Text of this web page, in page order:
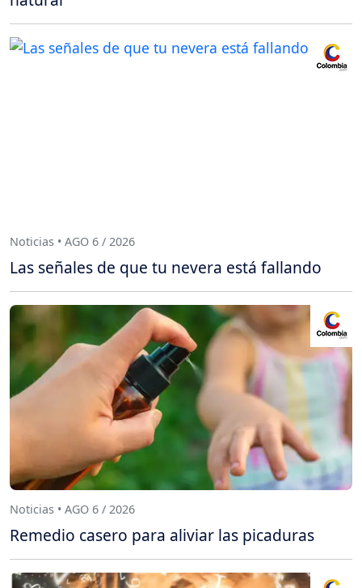
Noticias • AGO 6 / 2026
Las señales de que tu nevera está fallando
Noticias • AGO 6 / 2026
Remedio casero para aliviar las picaduras